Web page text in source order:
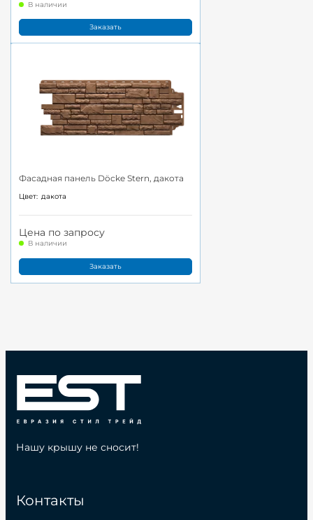
В наличии
Заказать
Фасадная панель Döcke Stern, дакота
Цвет: дакота
Цена по запросу
В наличии
Заказать
Контакты
Нашу крышу не сносит!